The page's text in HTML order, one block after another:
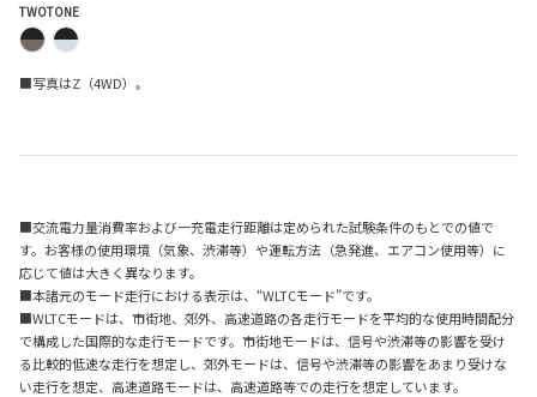
TWOTONE
■写真はZ（4WD）。
■交流電力量消費率および一充電走行距離は定められた試験条件のもとでの値で
す。お客様の使用環境（気象、渋滞等）や運転方法（急発進、エアコン使用等）に
応じて値は大きく異なります。
■本諸元のモード走行における表示は、“WLTCモード”です。
■WLTCモードは、市街地、郊外、高速道路の各走行モードを平均的な使用時間配分
で構成した国際的な走行モードです。市街地モードは、信号や渋滞等の影響を受け
る比較的低速な走行を想定し、郊外モードは、信号や渋滞等の影響をあまり受けな
い走行を想定、高速道路モードは、高速道路等での走行を想定しています。